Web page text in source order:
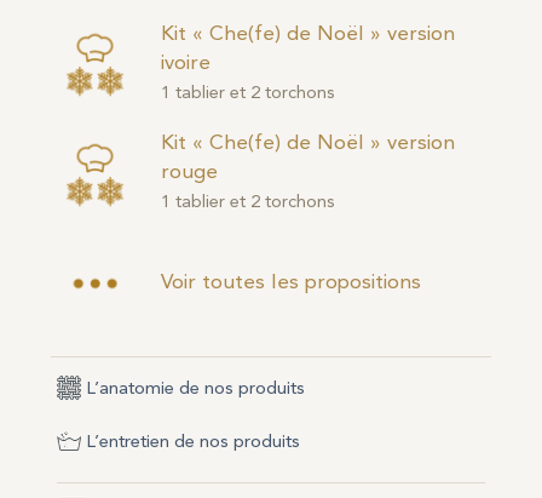
Kit « Che(fe) de Noël » version
ivoire
1 tablier et 2 torchons
Kit « Che(fe) de Noël » version
rouge
1 tablier et 2 torchons
Voir toutes les propositions
L’anatomie de nos produits
L’entretien de nos produits